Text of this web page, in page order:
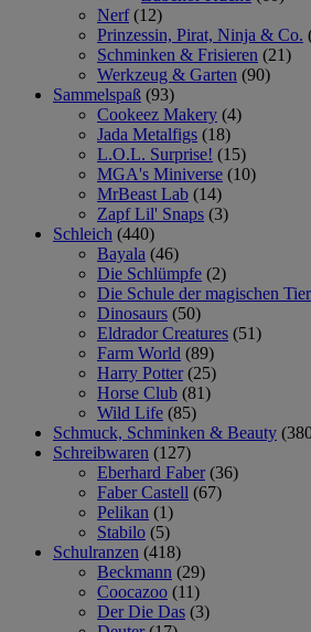
Nerf (12)
Prinzessin, Pirat, Ninja & Co.
Schminken & Frisieren (21)
Werkzeug & Garten (90)
Sammelspaß (93)
Cookeez Makery (4)
Jada Metalfigs (18)
L.O.L. Surprise! (15)
MGA's Miniverse (10)
MrBeast Lab (14)
Zapf Lil' Snaps (3)
Schleich (440)
Bayala (46)
Die Schlümpfe (2)
Die Schule der magischen
Dinosaurs (50)
Eldrador Creatures (51)
Farm World (89)
Harry Potter (25)
Horse Club (81)
Wild Life (85)
Schmuck, Schminken & Beauty
Schreibwaren (127)
Eberhard Faber (36)
Faber Castell (67)
Pelikan (1)
Stabilo (5)
Schulranzen (418)
Beckmann (29)
Coocazoo (11)
Der Die Das (3)